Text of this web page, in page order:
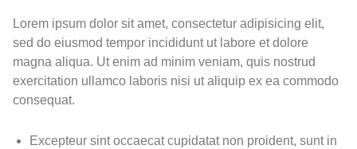
Lorem ipsum dolor sit amet, consectetur adipisicing elit,
sed do eiusmod tempor incididunt ut labore et dolore
magna aliqua. Ut enim ad minim veniam, quis nostrud
exercitation ullamco laboris nisi ut aliquip ex ea commodo
consequat.
Excepteur sint occaecat cupidatat non proident, sunt in